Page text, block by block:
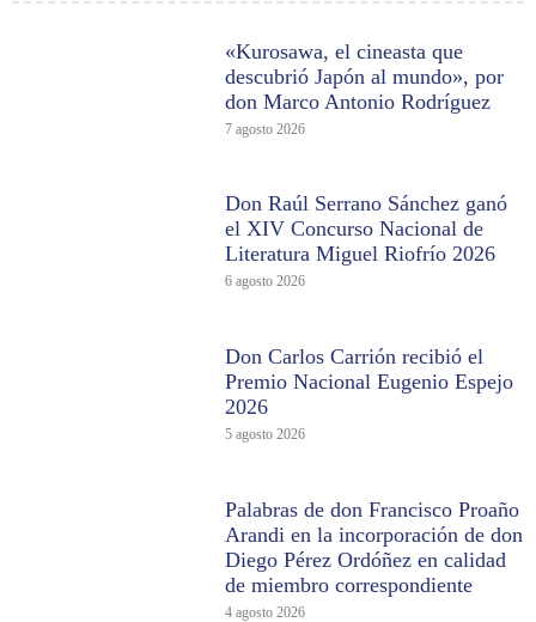
«Kurosawa, el cineasta que
descubrió Japón al mundo», por
don Marco Antonio Rodríguez
7 agosto 2026
Don Raúl Serrano Sánchez ganó
el XIV Concurso Nacional de
Literatura Miguel Riofrío 2026
6 agosto 2026
Don Carlos Carrión recibió el
Premio Nacional Eugenio Espejo
2026
5 agosto 2026
Palabras de don Francisco Proaño
Arandi en la incorporación de don
Diego Pérez Ordóñez en calidad
de miembro correspondiente
4 agosto 2026